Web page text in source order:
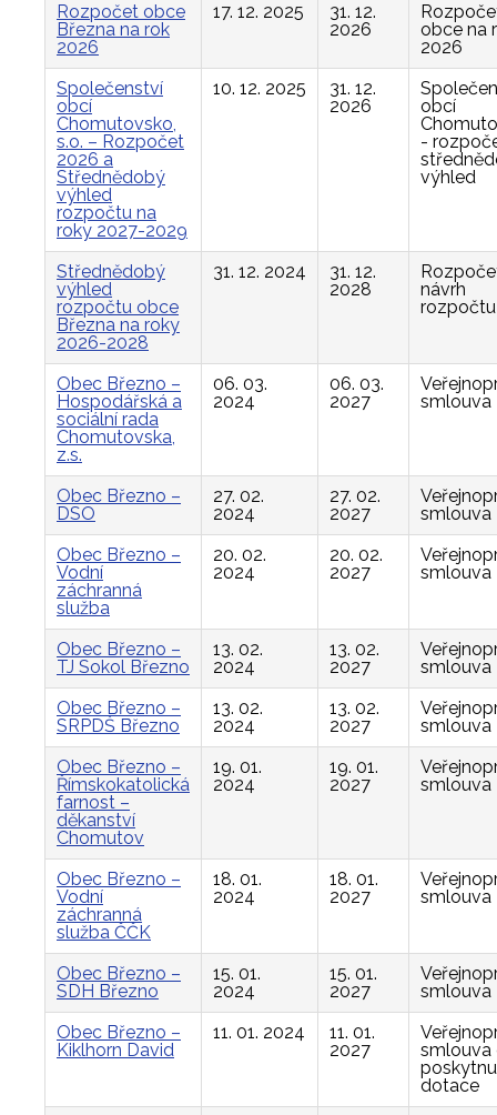
Rozpočet obce
Března na rok
2026
17. 12. 2025
31. 12.
2026
obce na
2026
Společenství
obcí
Chomutovsko,
s.o. – Rozpočet
2026 a
Střednědobý
výhled
rozpočtu na
roky 2027-2029
10. 12. 2025
31. 12.
2026
obcí
-
výhled
Střednědobý
výhled
rozpočtu obce
Března na roky
2026-2028
31. 12. 2024
31. 12.
2028
návrh
rozpočtu
Obec Březno –
Hospodářská a
sociální rada
Chomutovska,
z.s.
06. 03.
2024
06. 03.
2027
smlouva
Obec Březno –
DSO
27. 02.
2024
27. 02.
2027
smlouva
Obec Březno –
Vodní
záchranná
služba
20. 02.
2024
20. 02.
2027
smlouva
Obec Březno –
TJ Sokol Březno
13. 02.
2024
13. 02.
2027
smlouva
Obec Březno –
SRPDŠ Březno
13. 02.
2024
13. 02.
2027
smlouva
Obec Březno –
Římskokatolická
farnost –
děkanství
Chomutov
19. 01.
2024
19. 01.
2027
smlouva
Obec Březno –
Vodní
záchranná
služba ČČK
18. 01.
2024
18. 01.
2027
smlouva
Obec Březno –
SDH Březno
15. 01.
2024
15. 01.
2027
smlouva
Obec Březno –
Kiklhorn David
11. 01. 2024
11. 01.
2027
smlouva
dotace